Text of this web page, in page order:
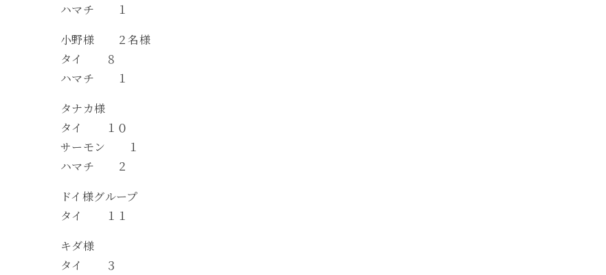
ハマチ １
小野様 ２名様
タイ ８
ハマチ １
タナカ様
タイ １０
サーモン １
ハマチ ２
ドイ様グループ
タイ １１
キダ様
タイ ３